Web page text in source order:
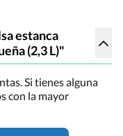
estanca
(2,3 L)"
Si tienes alguna
con la mayor